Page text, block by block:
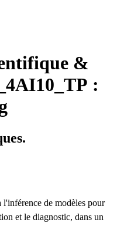
&
:
l'inférence de modèles pour
et le diagnostic, dans un